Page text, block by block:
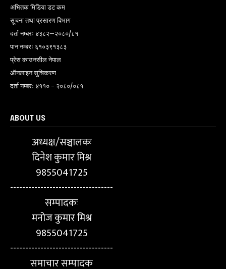
अभितक मिडिया डट कम
सूचना तथा प्रसारण विभाग
दर्ता नम्बरः ४३८२–२०८०/८१
पान नम्बरः ६१०३९१३८३
प्रेस काउनसील नेपाल
ऑनलाइन सुचिकरण
दर्ता नम्बरः ४११० - २०८०/०८१
ABOUT US
अध्यक्ष/सञ्चालकः
दिनेश कुमार मिश्र
9855041725
----------------------------------
सम्पादकः
मनोज कुमार मिश्र
9855041725
----------------------------------
समाचार सम्पादक